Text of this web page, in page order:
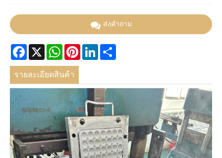
ส่งคำถาม
Facebook
X WhatsApp
Pinterest
LinkedIn
รายละเอียดสินค้า